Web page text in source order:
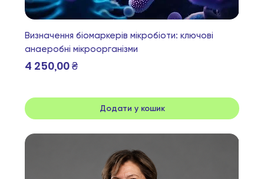
Визначення біомаркерів мікробіоти: ключові
анаеробні мікроорганізми
Ціна
4 250,00 ₴
Додати у кошик